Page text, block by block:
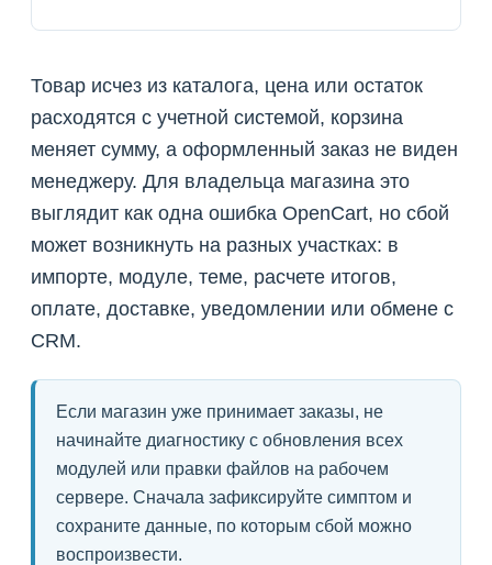
Товар исчез из каталога, цена или остаток
расходятся с учетной системой, корзина
меняет сумму, а оформленный заказ не виден
менеджеру. Для владельца магазина это
выглядит как одна ошибка OpenCart, но сбой
может возникнуть на разных участках: в
импорте, модуле, теме, расчете итогов,
оплате, доставке, уведомлении или обмене с
CRM.
Если магазин уже принимает заказы, не
начинайте диагностику с обновления всех
модулей или правки файлов на рабочем
сервере. Сначала зафиксируйте симптом и
сохраните данные, по которым сбой можно
воспроизвести.